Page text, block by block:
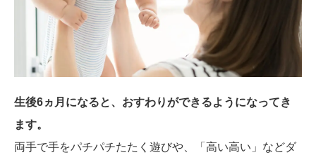
生後6ヵ月になると、おすわりができるようになってき
ます。
両手で手をパチパチたたく遊びや、「高い高い」などダ